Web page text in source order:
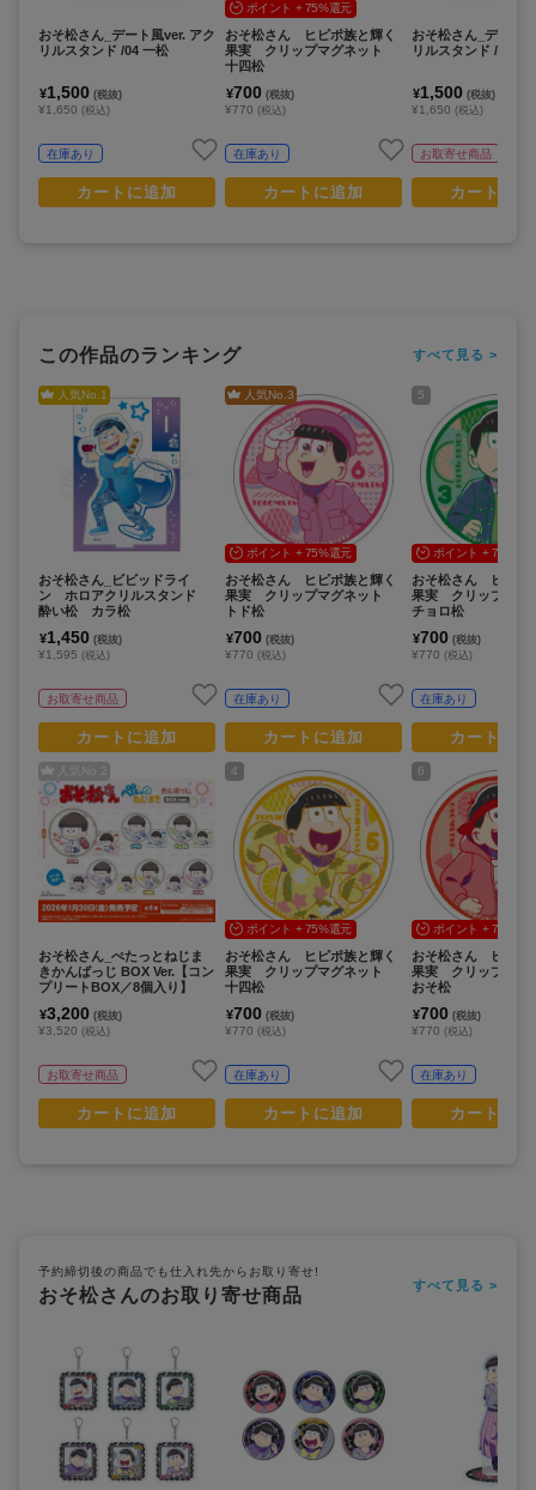
おそ松さん_デート風ver. アク
リルスタンド /04 一松
¥1,500 (税抜)
¥1,650 (税込)
在庫あり
カートに追加
ポイント + 75%還元
おそ松さん ヒピポ族と輝く
果実 クリップマグネット
十四松
¥700 (税抜)
¥770 (税込)
在庫あり
カートに追加
おそ松さん_デート
リルスタンド /05 十
¥1,500 (税抜)
¥1,650 (税込)
お取寄せ商品
カートに
この作品のランキング すべて見る >
人気No.1
おそ松さん_ビビッドライ
ン ホロアクリルスタンド
酔い松 カラ松
¥1,450 (税抜)
¥1,595 (税込)
お取寄せ商品
カートに追加
人気No. 2
おそ松さん_ぺたっとねじま
きかんばっじ BOX Ver.【コン
プリートBOX／8個入り】
¥3,200 (税抜)
¥3,520 (税込)
お取寄せ商品
カートに追加
人気No.3
ポイント + 75%還元
おそ松さん ヒピポ族と輝く
果実 クリップマグネット
トド松
¥700 (税抜)
¥770 (税込)
在庫あり
カートに追加
4
ポイント + 75%還元
おそ松さん ヒピポ族と輝く
果実 クリップマグネット
十四松
¥700 (税抜)
¥770 (税込)
在庫あり
カートに追加
5
ポイント + 75%還
おそ松さん ヒピポ
果実 クリップマ
チョロ松
¥700 (税抜)
¥770 (税込)
在庫あり
カートに
6
ポイント + 75%還
おそ松さん ヒピポ
果実 クリップマ
おそ松
¥700 (税抜)
¥770 (税込)
在庫あり
カートに
予約締切後の商品でも仕入れ先からお取り寄せ!
おそ松さんのお取り寄せ商品 すべて見る >